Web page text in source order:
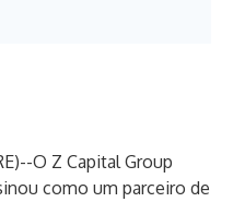
)--O Z Capital Group
como um parceiro de